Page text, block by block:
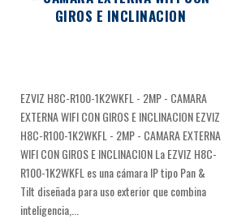
GIROS E INCLINACION
EZVIZ H8C-R100-1K2WKFL - 2MP - CAMARA
EXTERNA WIFI CON GIROS E INCLINACION EZVIZ
H8C-R100-1K2WKFL - 2MP - CAMARA EXTERNA
WIFI CON GIROS E INCLINACION La EZVIZ H8C-
R100-1K2WKFL es una cámara IP tipo Pan &
Tilt diseñada para uso exterior que combina
inteligencia,...